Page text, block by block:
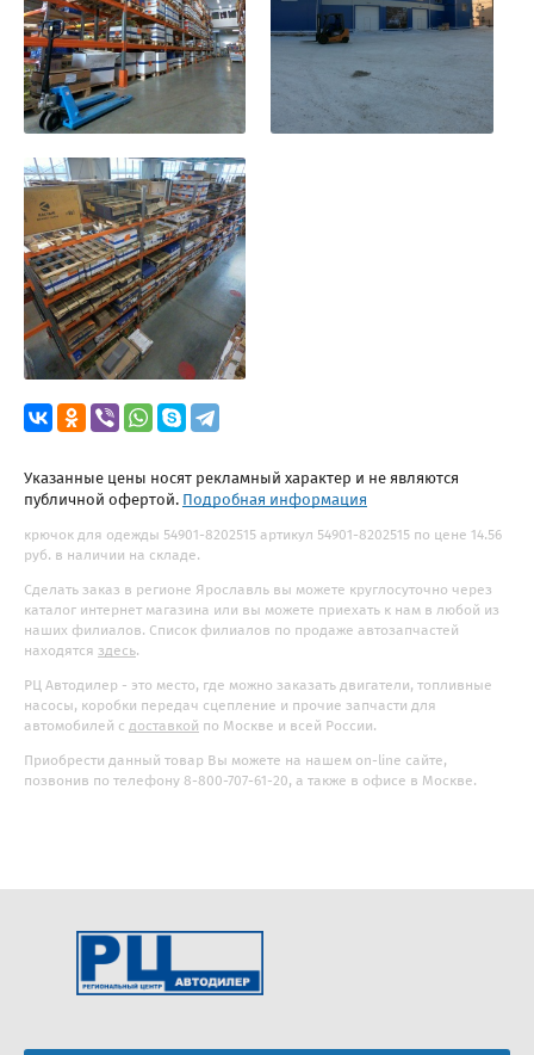
Указанные цены носят рекламный характер и не являются
публичной офертой. Подробная информация
крючок для одежды 54901-8202515 артикул 54901-8202515 по цене 14.56
руб. в наличии на складе.
Сделать заказ в регионе Ярославль вы можете круглосуточно через
каталог интернет магазина или вы можете приехать к нам в любой из
наших филиалов. Список филиалов по продаже автозапчастей
находятся здесь.
РЦ Автодилер - это место, где можно заказать двигатели, топливные
насосы, коробки передач сцепление и прочие запчасти для
автомобилей с доставкой по Москве и всей России.
Приобрести данный товар Вы можете на нашем on-line сайте,
позвонив по телефону 8-800-707-61-20, а также в офисе в Москве.